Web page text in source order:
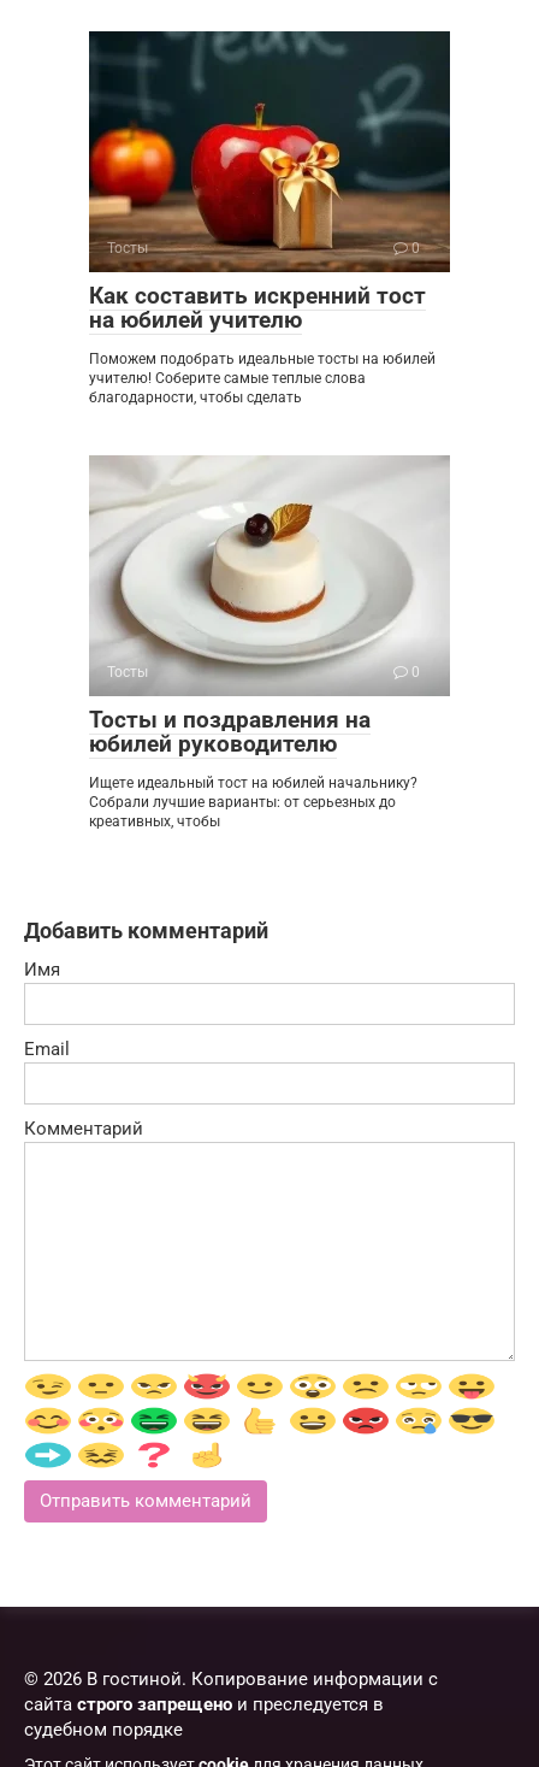
Тосты 0
Как составить искренний тост
на юбилей учителю
Поможем подобрать идеальные тосты на юбилей
учителю! Соберите самые теплые слова
благодарности, чтобы сделать
Тосты 0
Тосты и поздравления на
юбилей руководителю
Ищете идеальный тост на юбилей начальнику?
Собрали лучшие варианты: от серьезных до
креативных, чтобы
Добавить комментарий
Имя
Email
Комментарий
© 2026 В гостиной. Копирование информации с
сайта строго запрещено и преследуется в
судебном порядке